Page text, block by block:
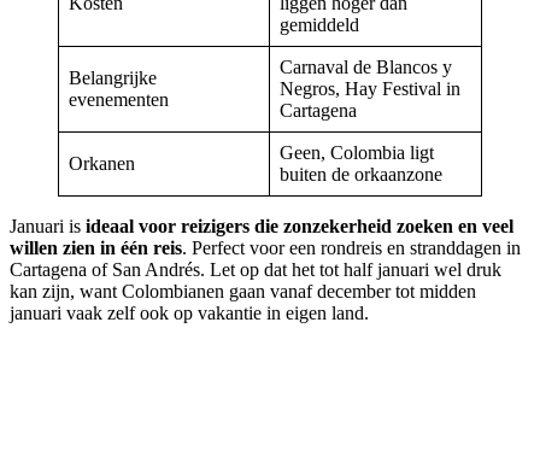
gemiddeld
Belangrijke
evenementen
Carnaval de Blancos y
Negros, Hay Festival in
Cartagena
Orkanen
Geen, Colombia ligt
buiten de orkaanzone
Januari is ideaal voor reizigers die zonzekerheid zoeken en veel
willen zien in één reis. Perfect voor een rondreis en stranddagen in
Cartagena of San Andrés. Let op dat het tot half januari wel druk
kan zijn, want Colombianen gaan vanaf december tot midden
januari vaak zelf ook op vakantie in eigen land.